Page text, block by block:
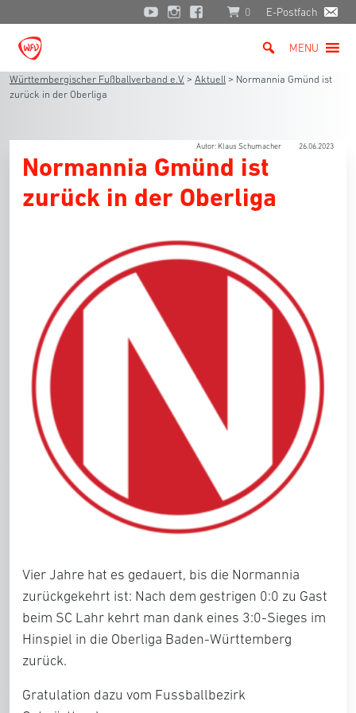
0 E-Postfach
MENU
Württembergischer Fußballverband e.V. > Aktuell > Normannia Gmünd ist
zurück in der Oberliga
Autor: Klaus Schumacher 26.06.2023
Normannia Gmünd ist
zurück in der Oberliga
Vier Jahre hat es gedauert, bis die Normannia
zurückgekehrt ist: Nach dem gestrigen 0:0 zu Gast
beim SC Lahr kehrt man dank eines 3:0-Sieges im
Hinspiel in die Oberliga Baden-Württemberg
zurück.
Gratulation dazu vom Fussballbezirk